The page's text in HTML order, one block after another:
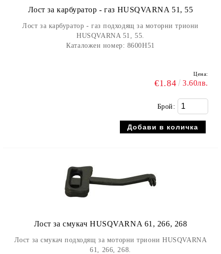
Лост за карбуратор - газ HUSQVARNA 51, 55
Лост за карбуратор - газ подходящ за моторни триони
HUSQVARNA 51, 55.
Каталожен номер: 8600H51
Цена:
€1.84 3.60лв.
Брой:
Лост за смукач HUSQVARNA 61, 266, 268
Лост за смукач подходящ за моторни триони HUSQVARNA
61, 266, 268.